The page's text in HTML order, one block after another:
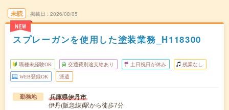
未読
NEW
掲載日 2026/08/05
スプレーガンを使用した塗装業務_H118300
職種未経験OK 交通費別途支給あり 土日祝日が休み 残業なし
WEB登録OK 派遣
勤務地 兵庫県伊丹市
伊丹(阪急線)駅から徒歩7分